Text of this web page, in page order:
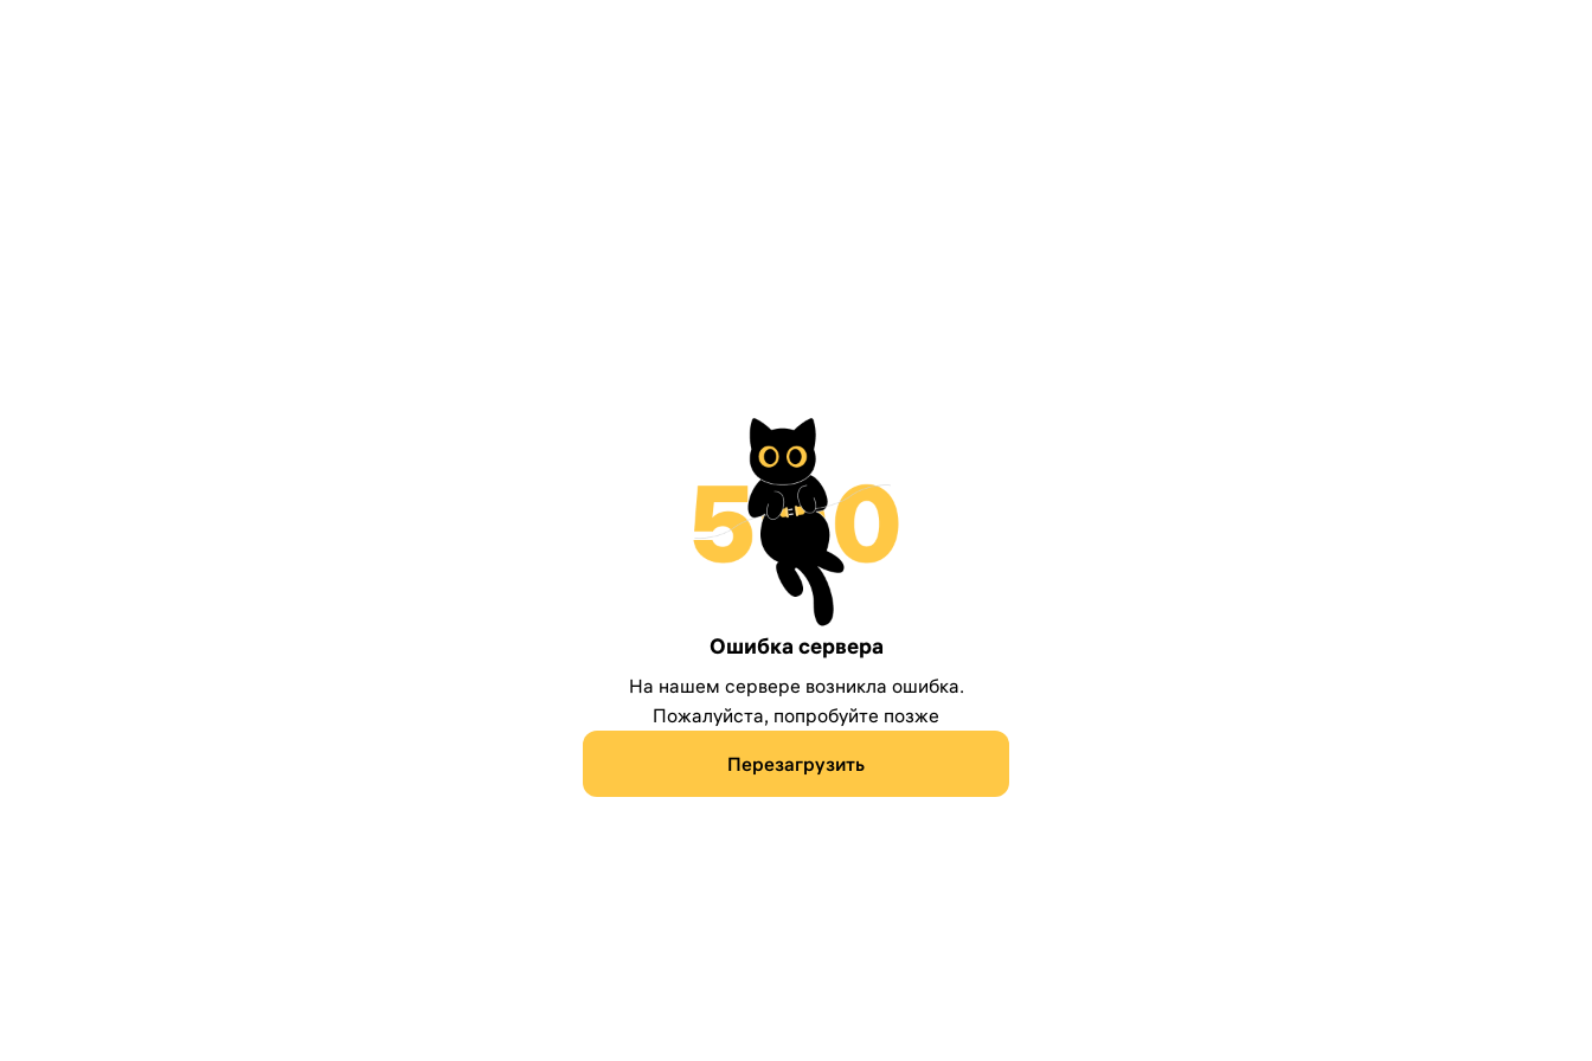
Ошибка сервера
На нашем сервере возникла ошибка.
Пожалуйста, попробуйте позже
Перезагрузить